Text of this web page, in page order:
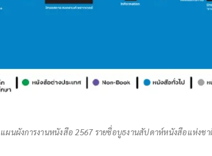
แผนผังการงานหนังสือ 2567 รายชื่อบูธงานสัปดาห์หนังสือแห่งช